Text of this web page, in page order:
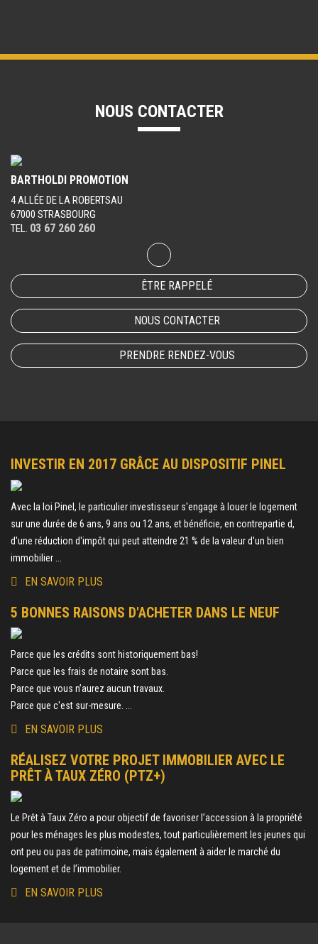
NOUS CONTACTER
BARTHOLDI PROMOTION
4 ALLÉE DE LA ROBERTSAU
67000 STRASBOURG
TEL. 03 67 260 260
ÊTRE RAPPELÉ
NOUS CONTACTER
PRENDRE RENDEZ-VOUS
INVESTIR EN 2017 GRÂCE AU DISPOSITIF PINEL
Avec la loi Pinel, le particulier investisseur s'engage à louer le logement
sur une durée de 6 ans, 9 ans ou 12 ans, et bénéficie, en contrepartie d,
d'une réduction d'impôt qui peut atteindre 21 % de la valeur d'un bien
immobilier ...
EN SAVOIR PLUS
5 BONNES RAISONS D'ACHETER DANS LE NEUF
Parce que les crédits sont historiquement bas!
Parce que les frais de notaire sont bas.
Parce que vous n’aurez aucun travaux.
Parce que c'est sur-mesure. ...
EN SAVOIR PLUS
RÉALISEZ VOTRE PROJET IMMOBILIER AVEC LE
PRÊT À TAUX ZÉRO (PTZ+)
Le Prêt à Taux Zéro a pour objectif de favoriser l’accession à la propriété
pour les ménages les plus modestes, tout particulièrement les jeunes qui
ont peu ou pas de patrimoine, mais également à aider le marché du
logement et de l’immobilier.
EN SAVOIR PLUS